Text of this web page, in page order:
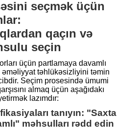
seçmək üçün
qaçın və
seçin
üçün partlamaya davamlı
təhlükəsizliyini təmin
Seçim prosesində ümumi
almaq üçün aşağıdakı
lazımdır:
tanıyın: "Saxta
məhsulları rədd edin